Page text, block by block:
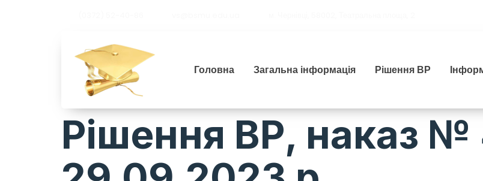
Головна Загальна інформація Рішення ВР
Рішення ВР, наказ